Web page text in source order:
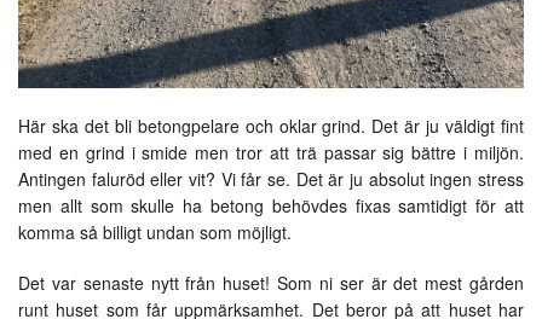
Här ska det bli betongpelare och oklar grind. Det är ju väldigt fint
med en grind i smide men tror att trä passar sig bättre i miljön.
Antingen faluröd eller vit? Vi får se. Det är ju absolut ingen stress
men allt som skulle ha betong behövdes fixas samtidigt för att
komma så billigt undan som möjligt.
Det var senaste nytt från huset! Som ni ser är det mest gården
runt huset som får uppmärksamhet. Det beror på att huset har